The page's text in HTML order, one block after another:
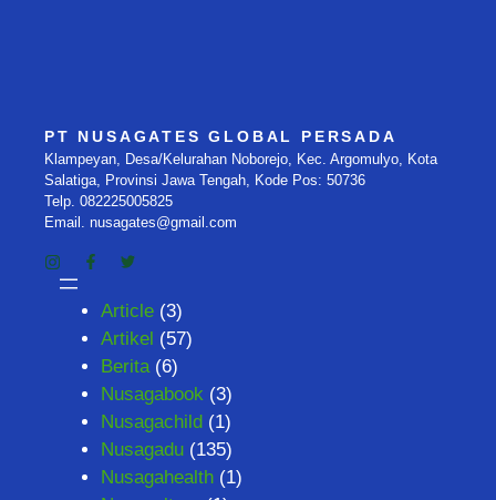
PT NUSAGATES GLOBAL PERSADA
Klampeyan, Desa/Kelurahan Noborejo, Kec. Argomulyo, Kota
Salatiga, Provinsi Jawa Tengah, Kode Pos: 50736
Telp. 082225005825
Email. nusagates@gmail.com
Article (3)
Artikel (57)
Berita(6)
Nusagabook (3)
Nusagachild (1)
Nusagadu (135)
Nusagahealth (1)